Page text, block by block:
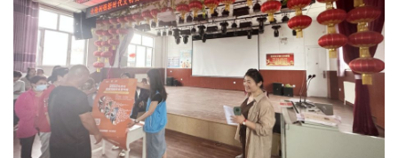
身边好人
文明评论
北京宣传文化引导基金
宣传思想文化人才